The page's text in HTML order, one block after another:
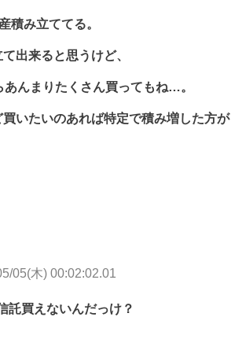
積み立ててる。
出来ると思うけど、
んまりたくさん買ってもね…。
いたいのあれば特定で積み増した方が
05(木) 00:02:02.01
託買えないんだっけ？